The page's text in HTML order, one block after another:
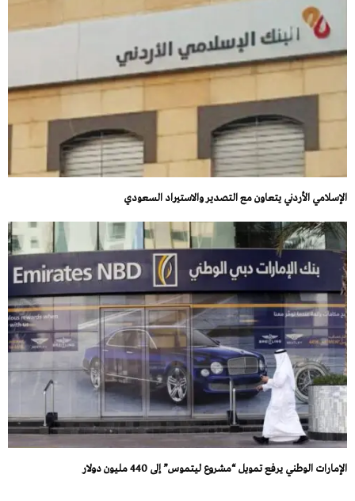
الإسلامي الأردني يتعاون مع التصدير والاستيراد السعودي
الإمارات الوطني يرفع تمويل “مشروع ليتموس” إلى 440 مليون دولار